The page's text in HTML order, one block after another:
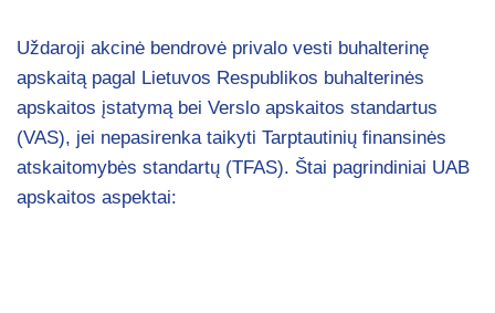
Uždaroji akcinė bendrovė privalo vesti buhalterinę
apskaitą pagal Lietuvos Respublikos buhalterinės
apskaitos įstatymą bei Verslo apskaitos standartus
(VAS), jei nepasirenka taikyti Tarptautinių finansinės
atskaitomybės standartų (TFAS). Štai pagrindiniai UAB
apskaitos aspektai: